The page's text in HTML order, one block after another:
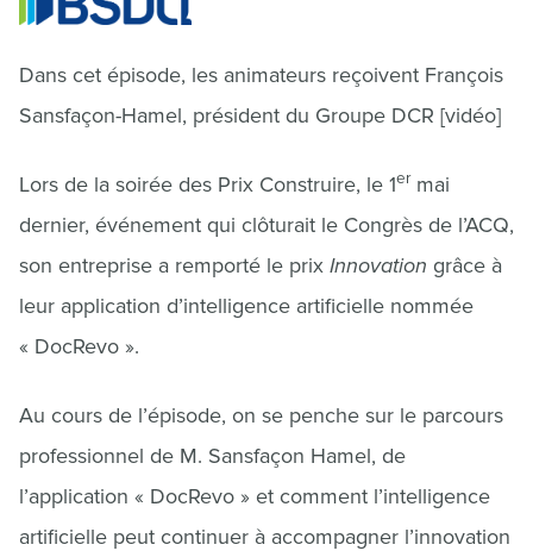
Dans cet épisode, les animateurs reçoivent François
Sansfaçon-Hamel, président du Groupe DCR [vidéo]
Lors de la soirée des Prix Construire, le 1ermai
dernier, événement qui clôturait le Congrès de l’ACQ,
son entreprise a remporté le prix Innovation grâce à
leur application d’intelligence artificielle nommée
« DocRevo ».
Au cours de l’épisode, on se penche sur le parcours
professionnel de M. Sansfaçon Hamel, de
l’application « DocRevo » et comment l’intelligence
artificielle peut continuer à accompagner l’innovation